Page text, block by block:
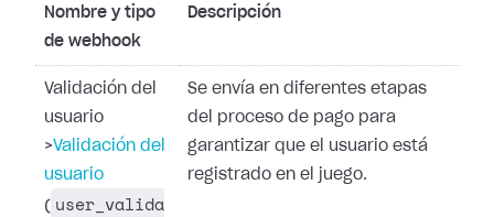
Nombre y tipo
de webhook
Descripción
Validación del
usuario
>Validación del
usuario
( user_valida
Se envía en diferentes etapas
del proceso de pago para
garantizar que el usuario está
registrado en el juego.